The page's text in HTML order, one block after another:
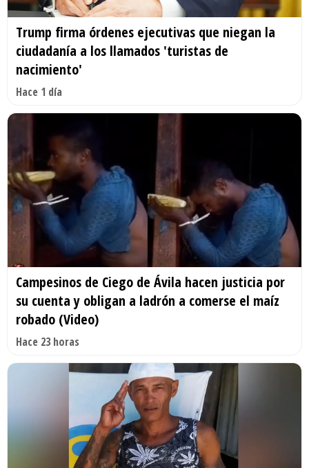
Trump firma órdenes ejecutivas que niegan la
ciudadanía a los llamados 'turistas de
nacimiento'
Hace 1 día
Campesinos de Ciego de Ávila hacen justicia por
su cuenta y obligan a ladrón a comerse el maíz
robado (Video)
Hace 23 horas